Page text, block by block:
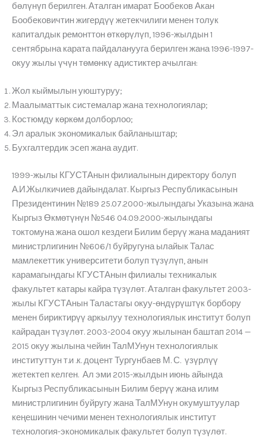
бөлүнүп берилген. Аталган имарат Бообеков Акан
Бообековичтин жигердүү жетекчилиги менен толук
капиталдык ремонттон өткөрүлүп, 1996-жылдын 1
сентябрына карата пайдаланууга берилген жана 1996-1997-
окуу жылы үчүн төмөнкү адистиктер ачылган:
Жол кыймылын уюштуруу;
Маалыматтык системалар жана технологиялар;
Костюмду көркөм долборлоо;
Эл аралык экономикалык байланыштар;
Бухгалтердик эсеп жана аудит.
1999-жылы КГУСТАнын филиалынын директору болуп
А.И.Жылкичиев дайындалат. Кыргыз Республикасынын
Президентинин №189 25.07.2000-жылындагы Указына жана
Кыргыз Өкмөтүнүн №546 04.09.2000-жылындагы
токтомуна жана ошол кездеги Билим берүү жана маданият
министрлигинин №606/1 буйругуна ылайык Талас
мамлекеттик университети болуп түзүлүп, анын
карамагындагы КГУСТАнын филиалы техникалык
факультет катары кайра түзүлөт. Аталган факультет 2003-
жылы КГУСТАнын Таластагы окуу-өндүрүштүк борбору
менен бириктирүү аркылуу технологиялык институт болуп
кайрадан түзүлөт. 2003-2004 окуу жылынан баштап 2014 —
2015 окуу жылына чейин ТалМУнун технологиялык
институттун т.и .к. доцент Тургунбаев М. С. үзүрлүү
жетектеп келген. Ал эми 2015-жылдын июнь айында
Кыргыз Республикасынын Билим берүү жана илим
министрлигинин буйругу жана ТалМУнун окумуштуулар
кеңешинин чечими менен технологиялык институт
технология-экономикалык факультет болуп түзүлөт.